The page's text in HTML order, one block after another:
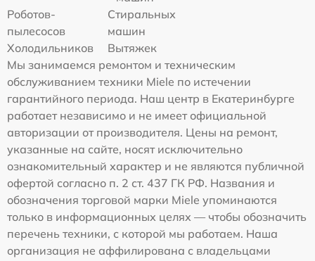
Роботов-
пылесосов
Стиральных
машин
Холодильников
Вытяжек
Мы занимаемся ремонтом и техническим
обслуживанием техники Miele по истечении
гарантийного периода. Наш центр в Екатеринбурге
работает независимо и не имеет официальной
авторизации от производителя. Цены на ремонт,
указанные на сайте, носят исключительно
ознакомительный характер и не являются публичной
офертой согласно п. 2 ст. 437 ГК РФ. Названия и
обозначения торговой марки Miele упоминаются
только в информационных целях — чтобы обозначить
перечень техники, с которой мы работаем. Наша
организация не аффилирована с владельцами